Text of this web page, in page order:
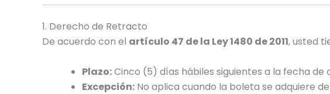
1. Derecho de Retracto
De acuerdo con el artículo 47 de la Ley 1480 de 2011, usted
Plazo:Cinco (5) días hábiles siguientes a la fecha de
Excepción: No aplica cuando la boleta se adquiere